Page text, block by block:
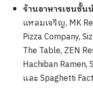
ร้านอาหารเชนชั้น
แหลมเจริญ, MK
Pizza Company,
The Table, ZEN
Hachiban Ramen,
และ Spaghetti